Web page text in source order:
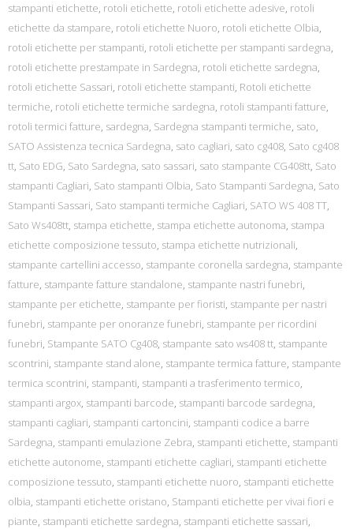
stampanti etichette, rotoli etichette, rotoli etichette adesive, rotoli
etichette da stampare, rotoli etichette Nuoro, rotoli etichette Olbia,
rotoli etichette per stampanti, rotoli etichette per stampanti sardegna,
rotoli etichette prestampate in Sardegna, rotoli etichette sardegna,
rotoli etichette Sassari, rotoli etichette stampanti, Rotoli etichette
termiche, rotoli etichette termiche sardegna, rotoli stampanti fatture,
rotoli termici fatture, sardegna, Sardegna stampanti termiche, sato,
SATO Assistenza tecnica Sardegna, sato cagliari, sato cg408, Sato cg408
tt, Sato EDG, Sato Sardegna, sato sassari, sato stampante CG408tt, Sato
stampanti Cagliari, Sato stampanti Olbia, Sato Stampanti Sardegna, Sato
Stampanti Sassari, Sato stampanti termiche Cagliari, SATO WS 408 TT,
Sato Ws408tt, stampa etichette, stampa etichette autonoma, stampa
etichette composizione tessuto, stampa etichette nutrizionali,
stampante cartellini accesso, stampante coronella sardegna, stampante
fatture, stampante fatture standalone, stampante nastri funebri,
stampante per etichette, stampante per fioristi, stampante per nastri
funebri, stampante per onoranze funebri, stampante per ricordini
funebri, Stampante SATO Cg408, stampante sato ws408 tt, stampante
scontrini, stampante stand alone, stampante termica fatture, stampante
termica scontrini, stampanti, stampanti a trasferimento termico,
stampanti argox, stampanti barcode, stampanti barcode sardegna,
stampanti cagliari, stampanti cartoncini, stampanti codice a barre
Sardegna, stampanti emulazione Zebra, stampanti etichette, stampanti
etichette autonome, stampanti etichette cagliari, stampanti etichette
composizione tessuto, stampanti etichette nuoro, stampanti etichette
olbia, stampanti etichette oristano, Stampanti etichette per vivai fiori e
piante, stampanti etichette sardegna, stampanti etichette sassari,